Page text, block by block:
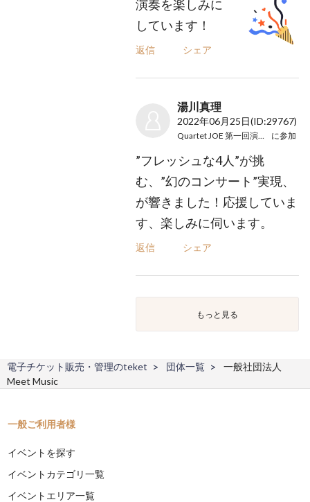
演奏を楽しみに
しています！
返信 シェア
湯川真理
2022年06月25日(ID:29767)
Quartet JOE 第一回演奏会 に参加
”フレッシュな4人”が挑
む、”幻のコンサート”実現、
が響きました！応援していま
す、楽しみに伺います。
返信 シェア
もっと見る
電子チケット販売・管理のteket 団体一覧
一般社団法人
Meet Music
一般ご利用者様
イベントを探す
イベントカテゴリ一覧
イベントエリア一覧